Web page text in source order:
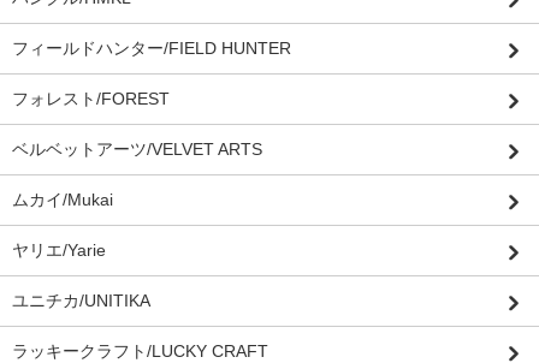
フィールドハンター/FIELD HUNTER
フォレスト/FOREST
ベルベットアーツ/VELVET ARTS
ムカイ/Mukai
ヤリエ/Yarie
ユニチカ/UNITIKA
ラッキークラフト/LUCKY CRAFT